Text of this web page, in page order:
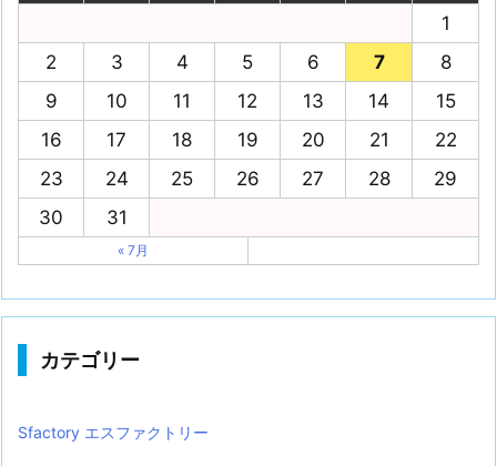
1
2
3 4 5 6 7
8
9
10 11 12 13 14
15
16
17 18 19 20 21
22
23
24 25 26 27 28
29
30
31
« 7月
カテゴリー
Sfactory エスファクトリー